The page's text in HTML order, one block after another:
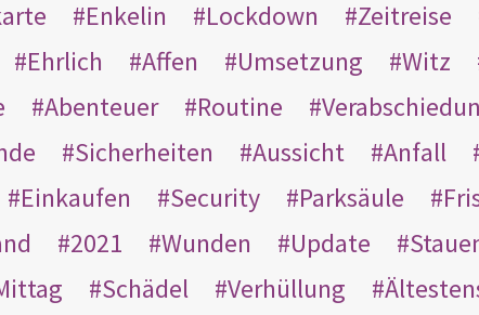
Enkelin Lockdown Zeitreise
Ehrlich Affen Umsetzung Witz
Abenteuer Routine
Sicherheiten Aussicht Anfall
Einkaufen Security Parksäule
2021 Wunden Update
Schädel Verhüllung